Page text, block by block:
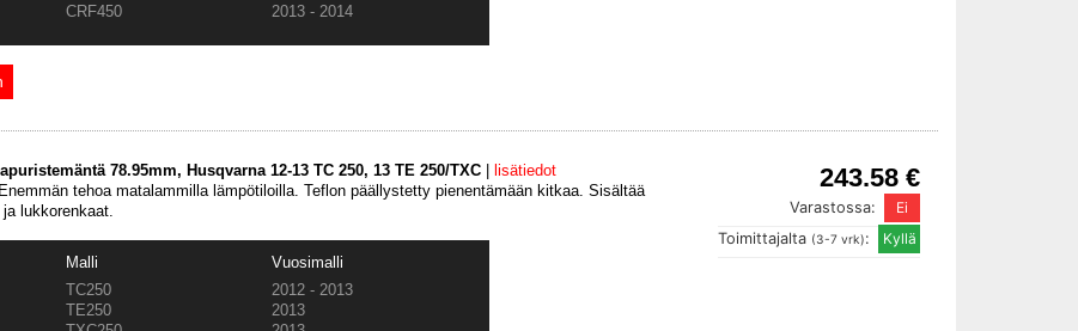
CRF450 2013 - 2014
243.58 €
Varastossa:
Toimittajalta (3-7 vrk):
78.95mm, Husqvarna 12-13 TC 250, 13 TE 250/TXC
lisätiedot
tehoa matalammilla lämpötiloilla. Teflon päällystetty pienentämään kitkaa. Sisältää
lukkorenkaat.
Malli
Vuosimalli
TC250
2012 - 2013
TE250
2013